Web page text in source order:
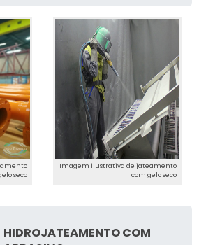
seco
Imagem ilustrativa de jateamento
com gelo seco
HIDROJATEAMENTO COM